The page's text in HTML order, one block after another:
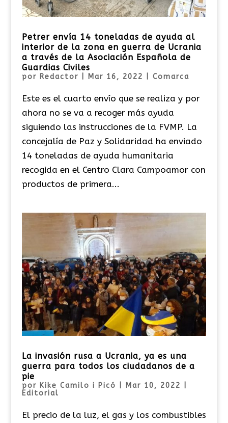
Petrer envía 14 toneladas de ayuda al
interior de la zona en guerra de Ucrania
a través de la Asociación Española de
Guardias Civiles
por Redactor Mar 16, 2022 Comarca
Este es el cuarto envío que se realiza y por
ahora no se va a recoger más ayuda
siguiendo las instrucciones de la FVMP. La
concejalía de Paz y Solidaridad ha enviado
14 toneladas de ayuda humanitaria
recogida en el Centro Clara Campoamor con
productos de primera...
La invasión rusa a Ucrania, ya es una
guerra para todos los ciudadanos de a
pie
por Kike Camilo i Picó Mar 10, 2022
Editorial
El precio de la luz, el gas y los combustibles